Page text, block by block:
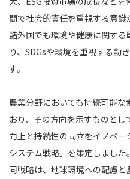
間で社会的責任を重視する意識
諸外国でも環境や健康に関す
り、 SDGsや環境を重視する動
す。
農業分野においても持続可能
おり、 その方向を示すものとし
向上と持続性の両立をイノベー
システム戦略」を策定しました。
同戦略は、地球環境への配慮